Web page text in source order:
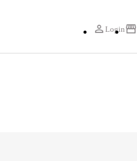
Login